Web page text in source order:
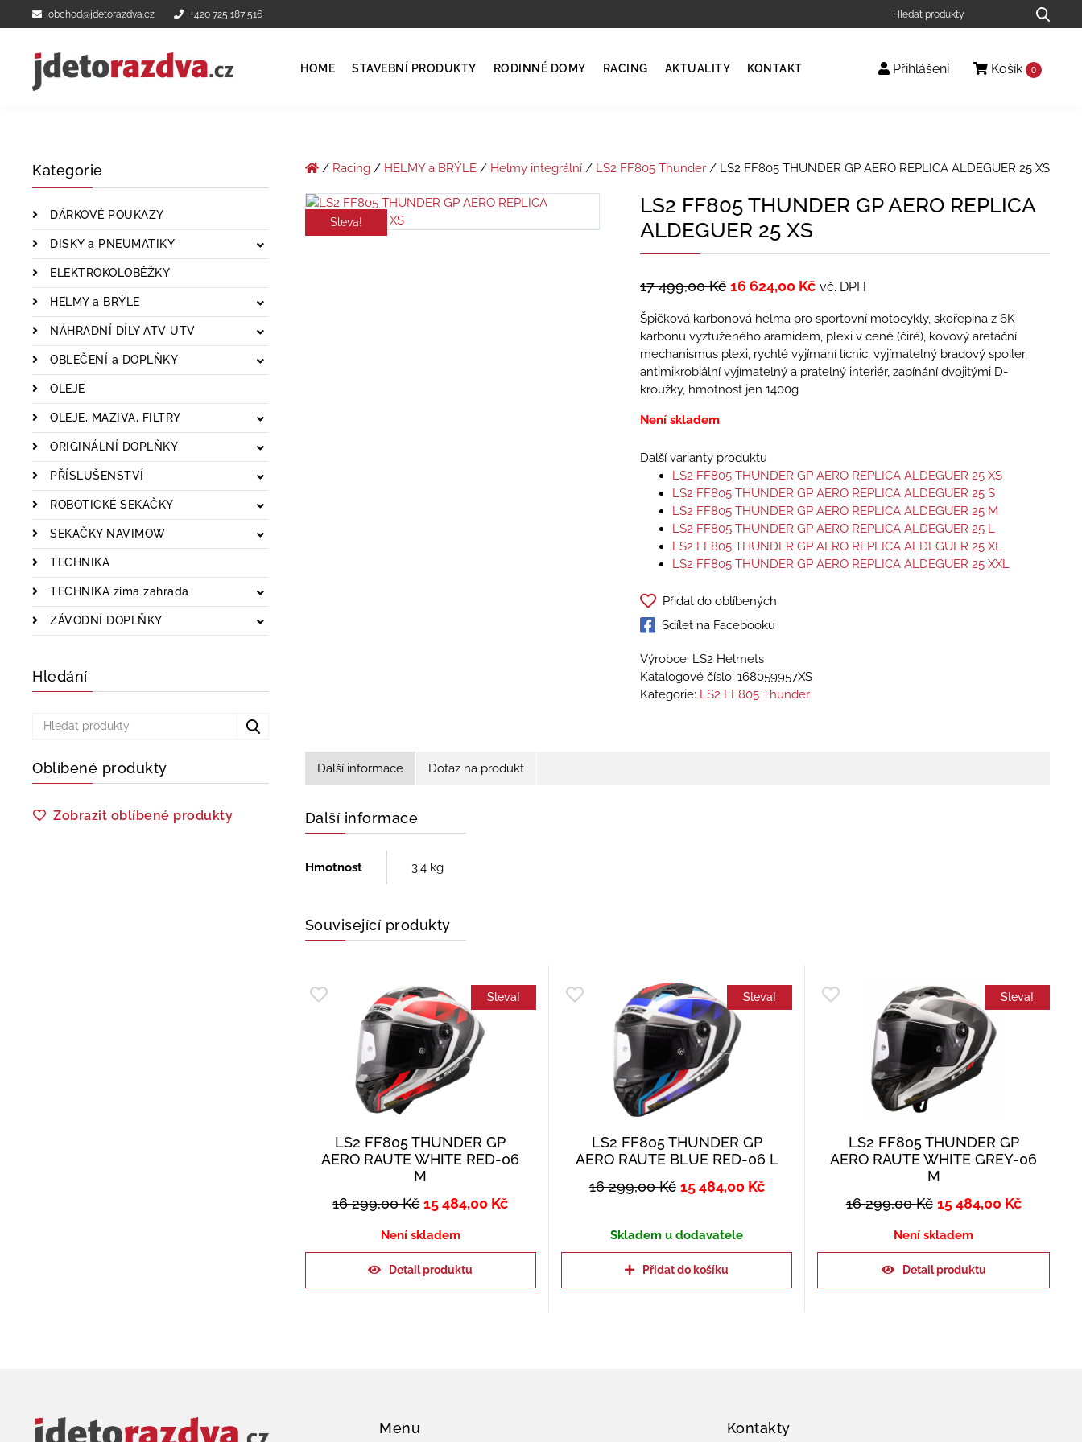
obchod@jdetorazdva.cz +420 725 187 516
HOME STAVEBNÍ PRODUKTY RODINNÉ DOMY RACING AKTUALITY KONTAKT Přihlášení Košík 0
Kategorie
DÁRKOVÉ POUKAZY
DISKY a PNEUMATIKY
ELEKTROKOLOBĚŽKY
HELMY a BRÝLE
NÁHRADNÍ DÍLY ATV UTV
OBLEČENÍ a DOPLŇKY
OLEJE
OLEJE, MAZIVA, FILTRY
ORIGINÁLNÍ DOPLŇKY
PŘÍSLUŠENSTVÍ
ROBOTICKÉ SEKAČKY
SEKAČKY NAVIMOW
TECHNIKA
TECHNIKA zima zahrada
ZÁVODNÍ DOPLŇKY
Hledání
Oblíbené produkty
Zobrazit oblíbené produkty
/ Racing/ HELMY a BRÝLE/ Helmy integrální/ LS2 FF805 Thunder/ LS2 FF805 THUNDER GP AERO REPLICA ALDEGUER 25 XS
Sleva!
LS2 FF805 THUNDER GP AERO REPLICA
ALDEGUER 25 XS
17 499,00Kč 16 624,00 Kč vč. DPH
Špičková karbonová helma pro sportovní motocykly, skořepina z 6K
karbonu vyztuženého aramidem, plexi v ceně (čiré), kovový aretační
mechanismus plexi, rychlé vyjímání lícnic, vyjímatelný bradový spoiler,
antimikrobiální vyjímatelný a pratelný interiér, zapínání dvojitými D-
kroužky, hmotnost jen 1400g
Není skladem
Další varianty produktu
LS2 FF805 THUNDER GP AERO REPLICA ALDEGUER 25 XS
LS2 FF805 THUNDER GP AERO REPLICA ALDEGUER 25 S
LS2 FF805 THUNDER GP AERO REPLICA ALDEGUER 25 M
LS2 FF805 THUNDER GP AERO REPLICA ALDEGUER 25 L
LS2 FF805 THUNDER GP AERO REPLICA ALDEGUER 25 XL
LS2 FF805 THUNDER GP AERO REPLICA ALDEGUER 25 XXL
Přidat do oblíbených
Sdílet na Facebooku
Výrobce: LS2 Helmets
Katalogové číslo: 168059957XS
Kategorie: LS2 FF805 Thunder
Další informace Dotaz na produkt
Další informace
Hmotnost 3,4 kg
Související produkty
Sleva!
LS2 FF805 THUNDER GP
AERO RAUTE WHITE RED-06
M
16 299,00Kč 15 484,00 Kč
Není skladem
Detail produktu
Sleva!
LS2 FF805 THUNDER GP
AERO RAUTE BLUE RED-06 L
16 299,00Kč 15 484,00 Kč
Skladem u dodavatele
Přidat do košíku
Sleva!
LS2 FF805 THUNDER GP
AERO RAUTE WHITE GREY-06
M
16 299,00Kč 15 484,00 Kč
Není skladem
Detail produktu
Menu Kontakty